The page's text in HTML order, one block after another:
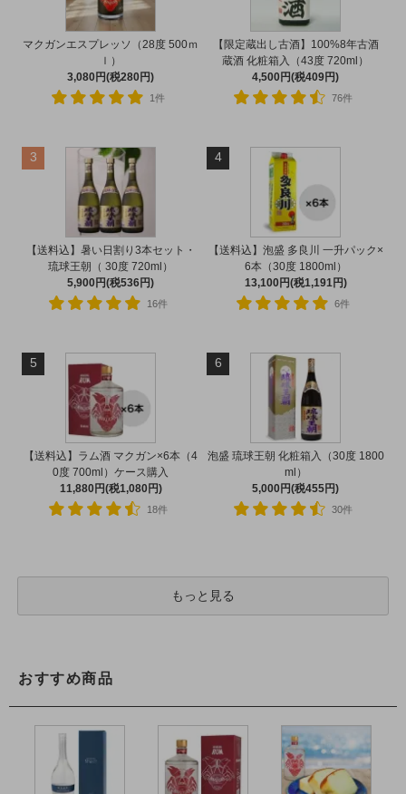
マクガンエスプレッソ（28度 500ｍ
ｌ）
3,080円(税280円)
1件
【限定蔵出し古酒】100%8年古酒
蔵酒 化粧箱入（43度 720ml）
4,500円(税409円)
76件
3
【送料込】暑い日割り3本セット・
琉球王朝（ 30度 720ml）
5,900円(税536円)
16件
4
【送料込】泡盛 多良川 一升パック×
6本（30度 1800ml）
13,100円(税1,191円)
6件
5
【送料込】ラム酒 マクガン×6本（4
0度 700ml）ケース購入
11,880円(税1,080円)
18件
6
泡盛 琉球王朝 化粧箱入（30度 1800
ml）
5,000円(税455円)
30件
もっと見る
おすすめ商品